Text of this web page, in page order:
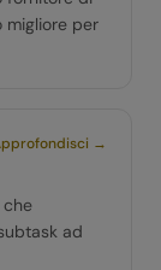
migliore per
→
ad